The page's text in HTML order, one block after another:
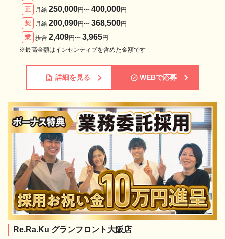
正
月給 250,000円〜 400,000円
契
月給 200,090円〜 368,500円
業
歩合 2,409円〜 3,965円
※最高金額はインセンティブを含めた金額です
詳細を見る WEBで応募
Re.Ra.Ku グランフロント大阪店